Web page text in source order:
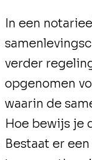
In een
verder
opgenomen
waarin de
Hoe bewijs je
Bestaat er